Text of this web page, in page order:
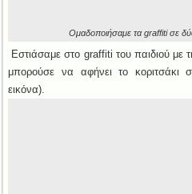
Ομαδοποιήσαμε τα graffiti σε
Εστιάσαμε στο graffiti του παιδιού με
μπορούσε να αφήνει το κοριτσάκι
εικόνα).